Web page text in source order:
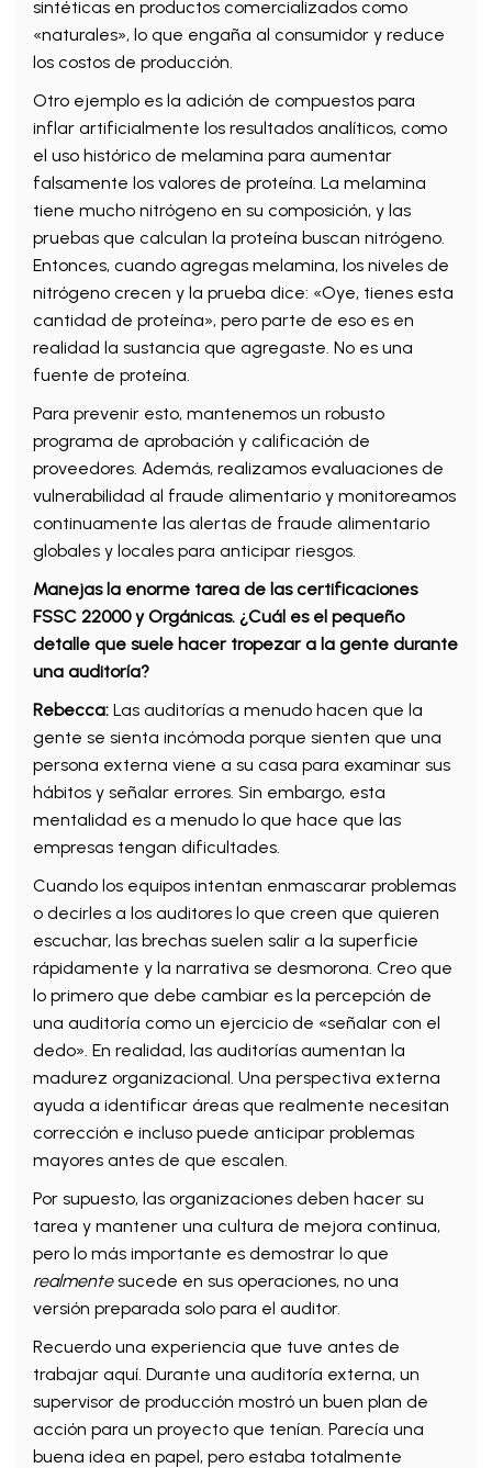
sintéticas en productos comercializados como
«naturales», lo que engaña al consumidor y reduce
los costos de producción.
Otro ejemplo es la adición de compuestos para
inflar artificialmente los resultados analíticos, como
el uso histórico de melamina para aumentar
falsamente los valores de proteína. La melamina
tiene mucho nitrógeno en su composición, y las
pruebas que calculan la proteína buscan nitrógeno.
Entonces, cuando agregas melamina, los niveles de
nitrógeno crecen y la prueba dice: «Oye, tienes esta
cantidad de proteína», pero parte de eso es en
realidad la sustancia que agregaste. No es una
fuente de proteína.
Para prevenir esto, mantenemos un robusto
programa de aprobación y calificación de
proveedores. Además, realizamos evaluaciones de
vulnerabilidad al fraude alimentario y monitoreamos
continuamente las alertas de fraude alimentario
globales y locales para anticipar riesgos.
Manejas la enorme tarea de las certificaciones
FSSC 22000 y Orgánicas. ¿Cuál es el pequeño
detalle que suele hacer tropezar a la gente durante
una auditoría?
Rebecca: Las auditorías a menudo hacen que la
gente se sienta incómoda porque sienten que una
persona externa viene a su casa para examinar sus
hábitos y señalar errores. Sin embargo, esta
mentalidad es a menudo lo que hace que las
empresas tengan dificultades.
Cuando los equipos intentan enmascarar problemas
o decirles a los auditores lo que creen que quieren
escuchar, las brechas suelen salir a la superficie
rápidamente y la narrativa se desmorona. Creo que
lo primero que debe cambiar es la percepción de
una auditoría como un ejercicio de «señalar con el
dedo». En realidad, las auditorías aumentan la
madurez organizacional. Una perspectiva externa
ayuda a identificar áreas que realmente necesitan
corrección e incluso puede anticipar problemas
mayores antes de que escalen.
Por supuesto, las organizaciones deben hacer su
tarea y mantener una cultura de mejora continua,
pero lo más importante es demostrar lo que
realmentesucede en sus operaciones, no una
versión preparada solo para el auditor.
Recuerdo una experiencia que tuve antes de
trabajar aquí. Durante una auditoría externa, un
supervisor de producción mostró un buen plan de
acción para un proyecto que tenían. Parecía una
buena idea en papel, pero estaba totalmente